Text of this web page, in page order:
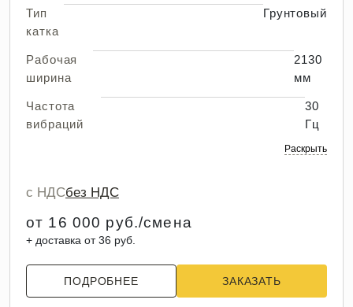
Тип
катка
Грунтовый
Рабочая
ширина
2130
мм
Частота
вибраций
30
Гц
Раскрыть
с НДСбез НДС
от 16 000 руб./смена
+ доставка от 36 руб.
ПОДРОБНЕЕ ЗАКАЗАТЬ